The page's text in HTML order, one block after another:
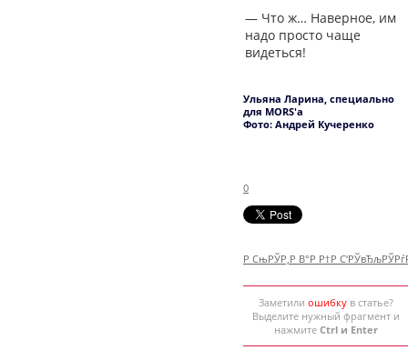
— Что ж… Наверное, им
надо просто чаще
видеться!
Ульяна Ларина, специально
для MORS'а
Фото: Андрей Кучеренко
0
Р СњРЎР‚Р В°Р Р†Р
Заметили ошибкув статье?
Выделите нужный фрагмент и
нажмите Ctrl и Enter